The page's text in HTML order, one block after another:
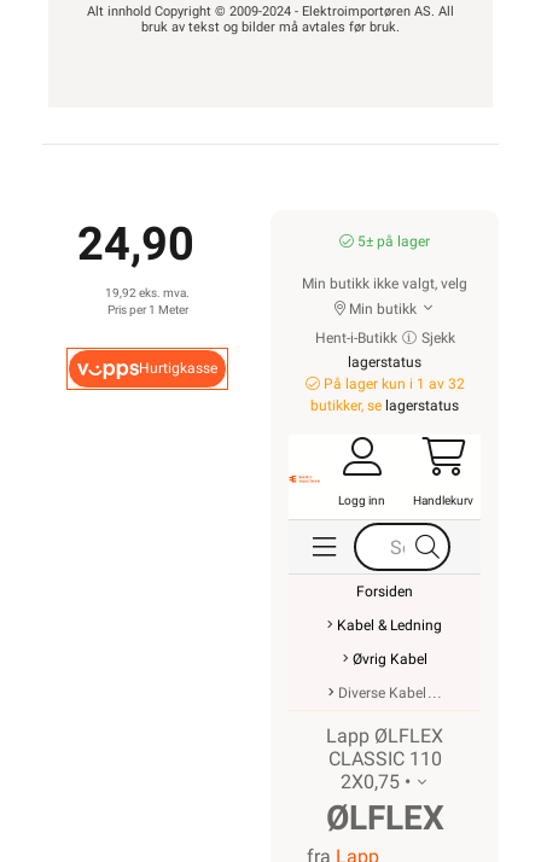
Alt innhold Copyright © 2009-2024 - Elektroimportøren AS. All
bruk av tekst og bilder må avtales før bruk.
24,90
19,92 eks. mva.
Pris per 1 Meter
Hurtigkasse
5± på lager
Min butikk ikke valgt, velg
Min butikk
Hent-i-Butikk
Sjekk
lagerstatus
På lager kun i 1 av 32
butikker, se lagerstatus
Logg inn Handlekurv
Forsiden
Kabel & Ledning
Øvrig Kabel
Diverse Kabel
Lapp ØLFLEX
CLASSIC 110
2X0,75 •
ØLFLEX
fra Lapp